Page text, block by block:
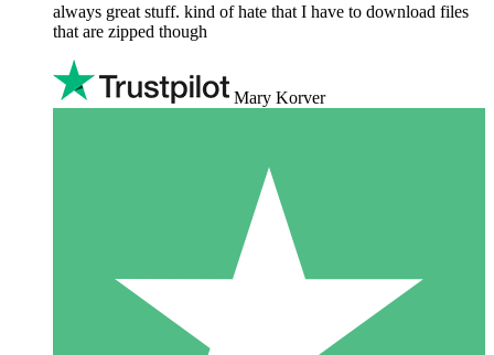
always great stuff. kind of hate that I have to download files
that are zipped though
Mary Korver